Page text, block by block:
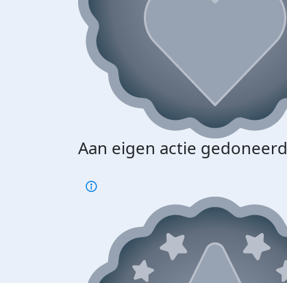
Aan eigen actie gedoneerd